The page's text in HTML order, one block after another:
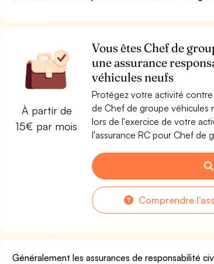
À partir de
15€ par mois
Vous êtes Chef de
une assurance
véhicules neufs
Protégez votre activité
de Chef de groupe véhicules
lors de l'exercice de votre
l'assurance RC pour Chef de
Comprendre
Généralement les assurances de responsabilité